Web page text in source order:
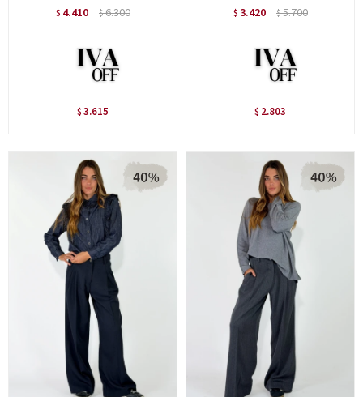
$ 4.410 $6.300
$ 3.615
$ 3.420 $5.700
$ 2.803